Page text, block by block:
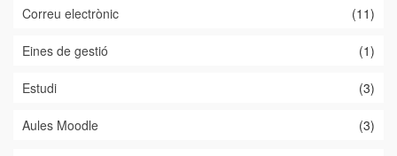
Correu electrònic (11)
Eines de gestió (1)
Estudi (3)
Aules Moodle (3)